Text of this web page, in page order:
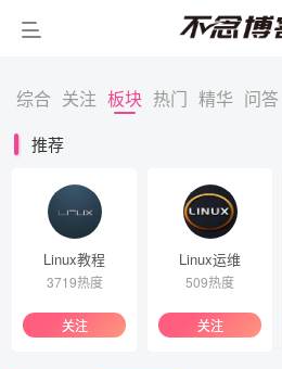
综合 关注 板块 热门 精华 问答
推荐
Linux教程
3719热度
关注
Linux运维
509热度
关注